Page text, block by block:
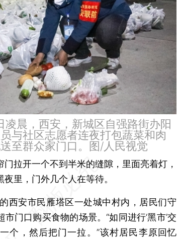
凌晨，西安，新城区自强路街办阳
与社区志愿者连夜打包蔬菜和肉
至群众家门口。图/人民视觉
门拉开一个不到半米的缝隙，里面亮着灯，
里，门外几个人在等待。
安市民雁塔区一处城中村内，居民们守
门口购买食物的场景。“如同进行‘黑市’交
个，然后把门一拉。”该村居民李原回忆